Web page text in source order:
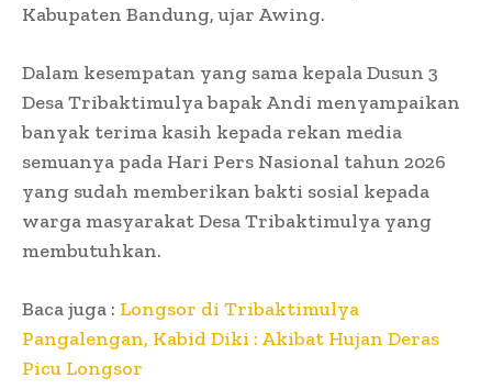
Kabupaten Bandung, ujar Awing.
Dalam kesempatan yang sama kepala Dusun 3
Desa Tribaktimulya bapak Andi menyampaikan ​
banyak terima kasih kepada rekan media
semuanya pada Hari Pers Nasional tahun 2026
yang sudah memberikan bakti sosial kepada
warga masyarakat Desa Tribaktimulya yang
membutuhkan.
Baca juga : Longsor di Tribaktimulya
Pangalengan, Kabid Diki : Akibat Hujan Deras
Picu Longsor